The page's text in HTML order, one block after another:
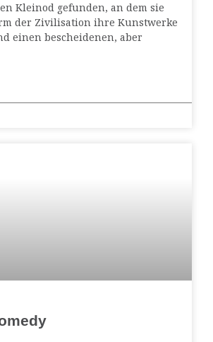
Kleinod gefunden, an dem sie
der Zivilisation ihre Kunstwerke
einen bescheidenen, aber